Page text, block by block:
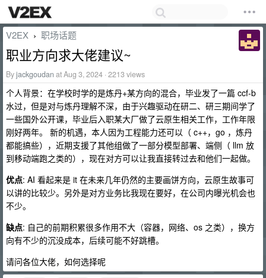
V2EX › 职场话题
职业方向求大佬建议~
Byjackgoudan at Aug 3, 2024 · 2213 views
个人背景：在学校时学的是炼丹+某方向的混合，毕业发了一篇 ccf-b
水过，但是对与炼丹理解不深，由于兴趣驱动在研二、研三期间学了
一些国外公开课，毕业后入职某大厂做了云原生相关工作，工作年限
刚好两年。 新的机遇，本人因为工程能力还可以（ c++，go ，炼丹
都能搞些），近期支援了其他组做了一部分模型部署、端侧（ llm 放
到移动端跑之类的），现在对方可以让我直接转过去和他们一起做。
优点: AI 看起来是 it 在未来几年仍然的主要画饼方向，云原生故事可
以讲的比较少。另外是对方业务比我现在要好，在公司内曝光机会也
不少。
缺点: 自己的前期积累很多作用不大（容器，网络、os 之类），换方
向有不少的沉没成本，后续可能不好跳槽。
请问各位大佬，如何选择呢